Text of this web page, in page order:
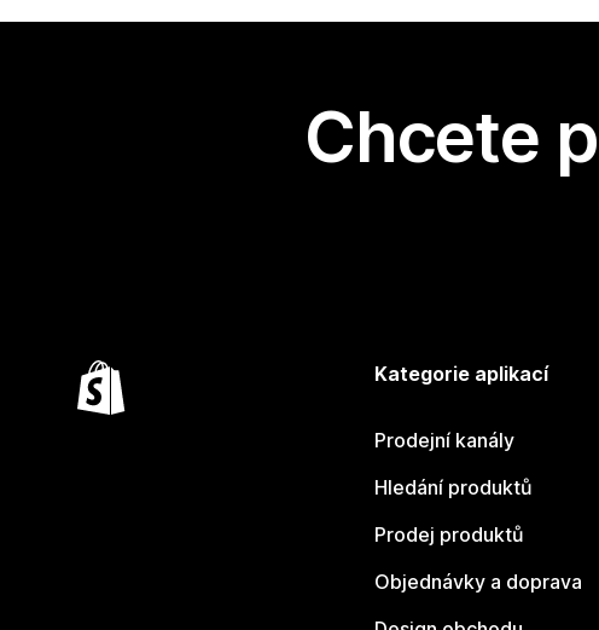
Chcete
Kategorie aplikací
Prodejní kanály
Hledání produktů
Prodej produktů
Objednávky a doprava